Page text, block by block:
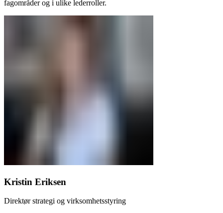
fagområder og i ulike lederroller.
Kristin Eriksen
Direktør strategi og virksomhetsstyring